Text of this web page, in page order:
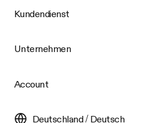
Kundendienst
Unternehmen
Account
Deutschland / Deutsch